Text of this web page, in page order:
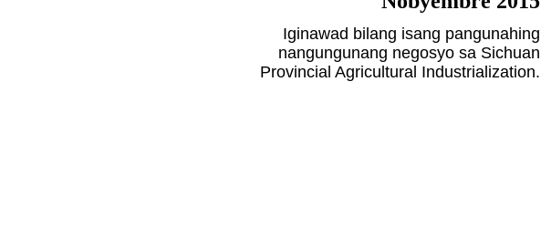
Iginawad bilang isang pangunahing
nangungunang negosyo sa Sichuan
Provincial Agricultural Industrialization.